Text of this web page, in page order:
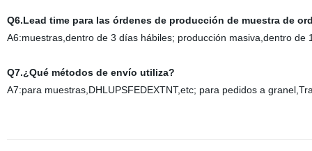
Q6.Lead time para las órdenes de producción de muestra de
A6:muestras,dentro de 3 días hábiles; producción masiva,dentro de
Q7.¿Qué métodos de envío utiliza?
A7:para muestras,DHLUPSFEDEXTNT,etc; para pedidos a